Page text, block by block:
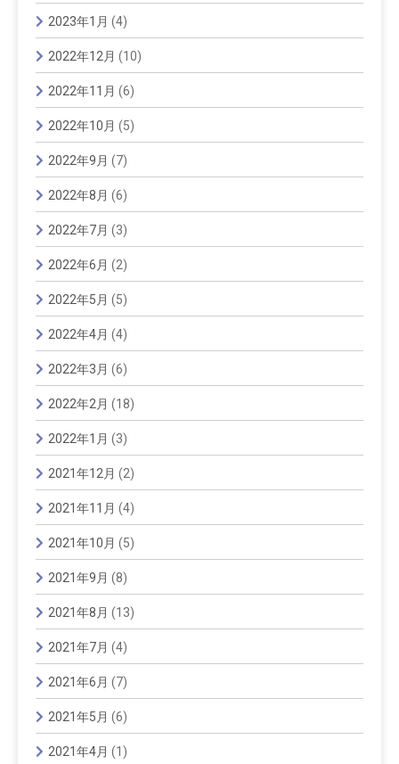
2023年1月 (4)
2022年12月 (10)
2022年11月 (6)
2022年10月 (5)
2022年9月 (7)
2022年8月 (6)
2022年7月 (3)
2022年6月 (2)
2022年5月 (5)
2022年4月 (4)
2022年3月 (6)
2022年2月 (18)
2022年1月 (3)
2021年12月 (2)
2021年11月 (4)
2021年10月 (5)
2021年9月 (8)
2021年8月 (13)
2021年7月 (4)
2021年6月 (7)
2021年5月 (6)
2021年4月 (1)